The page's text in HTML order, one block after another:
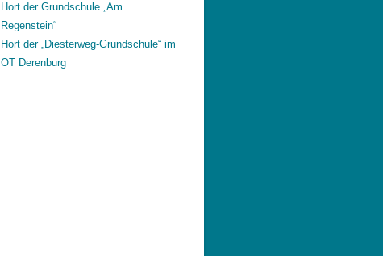
Hort der Grundschule „Am
Regenstein“
Hort der „Diesterweg-Grundschule“ im
OT Derenburg